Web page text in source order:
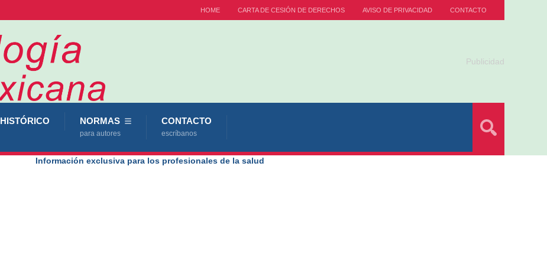
HOME CARTA DE CESIÓN DE DERECHOS AVISO DE PRIVACIDAD CONTACTO
Publicidad
HISTÓRICO NORMAS
para autores
CONTACTO
escríbanos
Información exclusiva para los profesionales de la salud